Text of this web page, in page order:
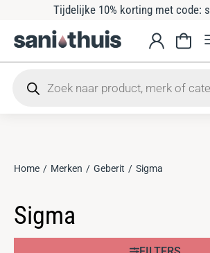
Tijdelijke 10% korting met code:
Je bent hier:
Home Merken Geberit Sigma
Sigma